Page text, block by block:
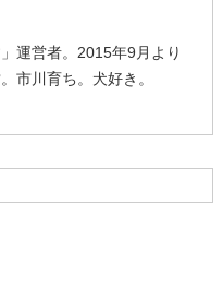
」運営者。2015年9月より
市川育ち。犬好き。